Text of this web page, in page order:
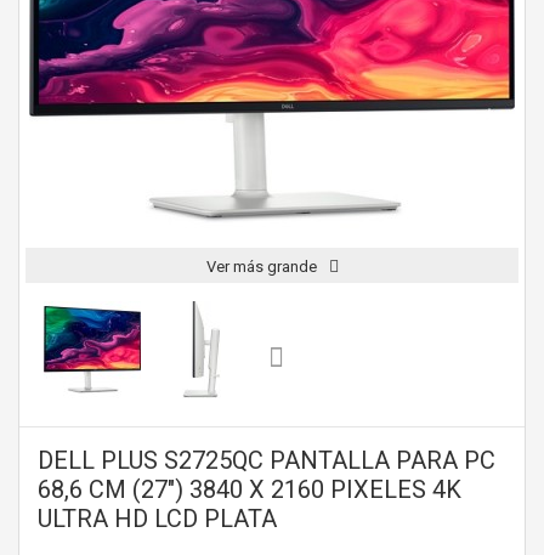
Ver más grande
DELL PLUS S2725QC PANTALLA PARA PC
68,6 CM (27") 3840 X 2160 PIXELES 4K
ULTRA HD LCD PLATA